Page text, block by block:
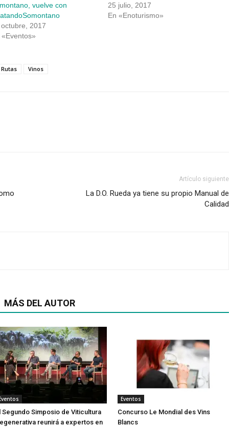
vuelve con
2017
«Eventos»
25 julio, 2017
En «Enoturismo»
Rutas Vinos
Artículo siguiente
La D.O. Rueda ya tiene su propio Manual de
Calidad
MÁS DEL AUTOR
Segundo Simposio de Viticultura
reunirá a expertos en
Eventos
Concurso Le Mondial des Vins
Blancs